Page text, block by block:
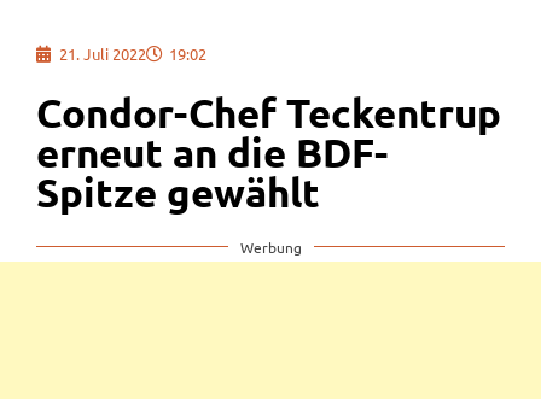
21. Juli 2022 19:02
Condor-Chef Teckentrup
erneut an die BDF-
Spitze gewählt
Werbung